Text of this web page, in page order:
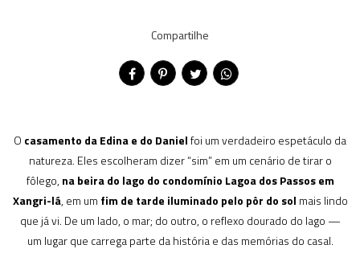
Compartilhe
O casamento da Edina e do Danielfoi um verdadeiro espetáculo da
natureza. Eles escolheram dizer “sim” em um cenário de tirar o
fôlego, na beira do lago do condomínio Lagoa dos Passos em
Xangri-lá, em um fim de tarde iluminado pelo pôr do sol mais lindo
que já vi. De um lado, o mar; do outro, o reflexo dourado do lago —
um lugar que carrega parte da história e das memórias do casal.